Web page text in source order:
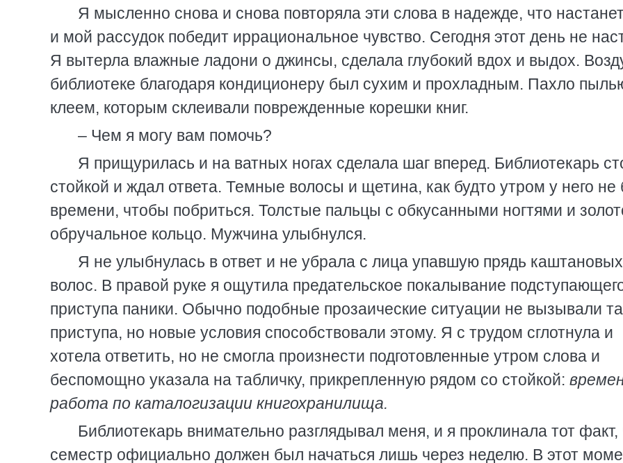
Я мысленно снова и снова повторяла эти слова в надежде, что
и мой рассудок победит иррациональное чувство. Сегодня этот день не
Я вытерла влажные ладони о джинсы, сделала глубокий вдох и выдох.
библиотеке благодаря кондиционеру был сухим и прохладным. Пахло
клеем, которым склеивали поврежденные корешки книг.
– Чем я могу вам помочь?
Я прищурилась и на ватных ногах сделала шаг вперед. Библиотекарь
стойкой и ждал ответа. Темные волосы и щетина, как будто утром у него не
времени, чтобы побриться. Толстые пальцы с обкусанными ногтями и
обручальное кольцо. Мужчина улыбнулся.
Я не улыбнулась в ответ и не убрала с лица упавшую прядь каштановых
волос. В правой руке я ощутила предательское покалывание
приступа паники. Обычно подобные прозаические ситуации не вызывали
приступа, но новые условия способствовали этому. Я с трудом сглотнула и
хотела ответить, но не смогла произнести подготовленные утром слова и
беспомощно указала на табличку, прикрепленную рядом со стойкой:
работа по каталогизации книгохранилища.
Библиотекарь внимательно разглядывал меня, и я проклинала тот факт,
семестр официально должен был начаться лишь через неделю. В этот